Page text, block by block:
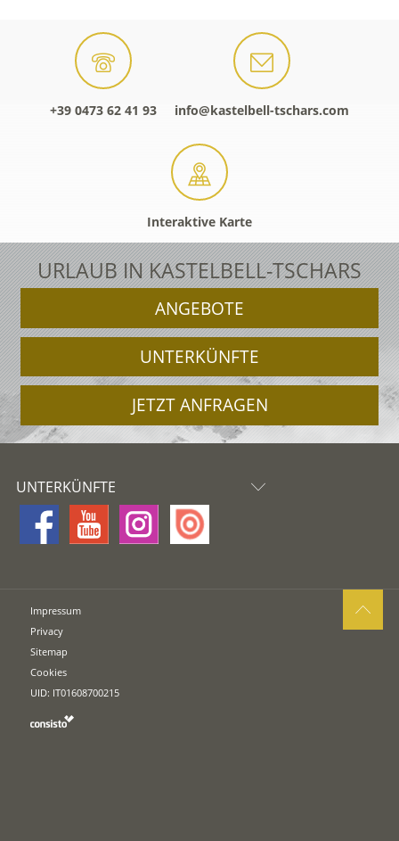
+39 0473 62 41 93 info@kastelbell-tschars.com
Interaktive Karte
URLAUB IN KASTELBELL-TSCHARS
ANGEBOTE
UNTERKÜNFTE
JETZT ANFRAGEN
UNTERKÜNFTE
Impressum
Privacy
Sitemap
Cookies
UID: IT01608700215